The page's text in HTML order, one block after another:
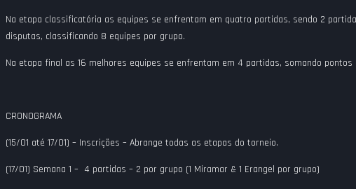
Na etapa classificatória as equipes se enfrentam em quatro partidas, sendo 2
disputas, classificando 8 equipes por grupo.
Na etapa final as 16 melhores equipes se enfrentam em 4 partidas, somando
CRONOGRAMA
(15/01 até 17/01) – Inscrições – Abrange todas as etapas do torneio.
(17/01) Semana 1 – 4 partidas – 2 por grupo (1 Miramar & 1 Erangel por grupo)